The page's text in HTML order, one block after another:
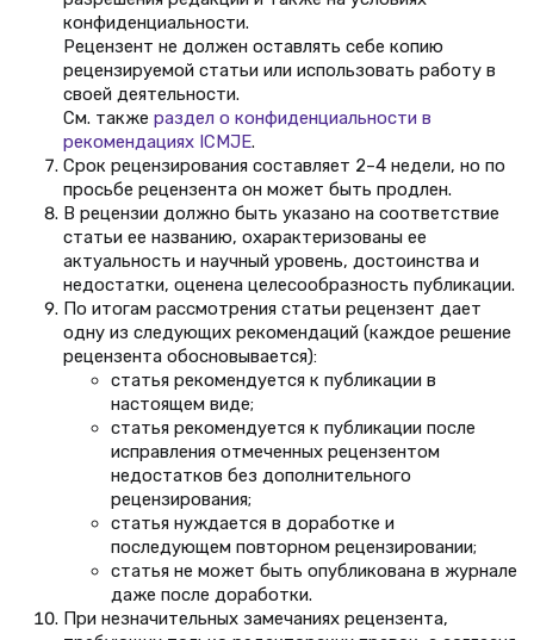
конфиденциальности.
Рецензент не должен оставлять себе копию
рецензируемой статьи или использовать работу в
своей деятельности.
См. также раздел о конфиденциальности в
рекомендациях ICMJE.
Срок рецензирования составляет 2–4 недели, но по
просьбе рецензента он может быть продлен.
В рецензии должно быть указано на соответствие
статьи ее названию, охарактеризованы ее
актуальность и научный уровень, достоинства и
недостатки, оценена целесообразность публикации.
По итогам рассмотрения статьи рецензент дает
одну из следующих рекомендаций (каждое решение
рецензента обосновывается):
статья рекомендуется к публикации в
настоящем виде;
статья рекомендуется к публикации после
исправления отмеченных рецензентом
недостатков без дополнительного
рецензирования;
статья нуждается в доработке и
последующем повторном рецензировании;
статья не может быть опубликована в журнале
даже после доработки.
При незначительных замечаниях рецензента,